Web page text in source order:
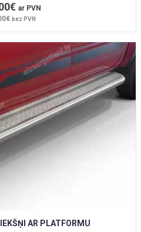
ar PVN
bez PVN
AR PLATFORMU